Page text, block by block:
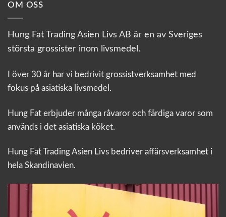
OM OSS
Hung Fat Trading Asien Livs AB är en av Sveriges
största grossister inom livsmedel.
I över 30 år har vi bedrivit grossistverksamhet med
fokus på asiatiska livsmedel.
Hung Fat erbjuder många råvaror och färdiga varor som
används i det asiatiska köket.
Hung Fat Trading Asien Livs bedriver affärsverksamhet i
hela Skandinavien.